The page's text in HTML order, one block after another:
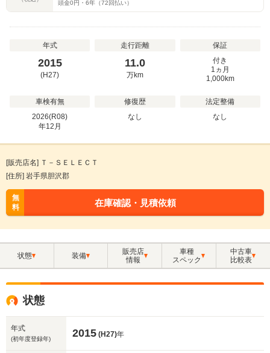
頭金0円・ 6年（72 回払い）
年式
2015
(H27)
走行距離
11.0
万km
保証
付き
1ヵ月
1,000km
車検有無
2026(R08)
年12 月
修復歴
なし
法定整備
なし
[販売店名] Ｔ－ＳＥＬＥＣＴ
[住所] 岩手県胆沢郡
無
料
在庫確認・見積依頼
状態 装備
販売店
情報
車種
スペック
中古車
比較表
状態
年式
(初年度登録年) 2015 (H27)年